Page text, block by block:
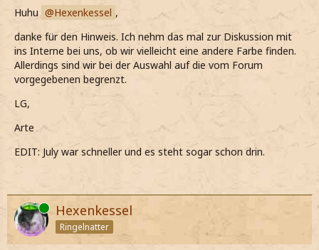
Huhu Hexenkessel ,
danke für den Hinweis. Ich nehm das mal zur Diskussion mit
ins Interne bei uns, ob wir vielleicht eine andere Farbe finden.
Allerdings sind wir bei der Auswahl auf die vom Forum
vorgegebenen begrenzt.
LG,
Arte
EDIT: July war schneller und es steht sogar schon drin.
Online Hexenkessel
Ringelnatter